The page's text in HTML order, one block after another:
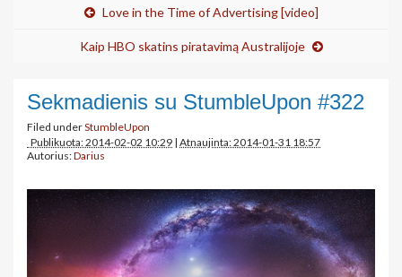
Love in the Time of Advertising [video]
Kaip HBO skatins piratavimą Australijoje
Sekmadienis su StumbleUpon #322
Filed underStumbleUpon
Publikuota: 2014-02-02 10:29 | Atnaujinta: 2014-01-31 18:57
Autorius:Darius